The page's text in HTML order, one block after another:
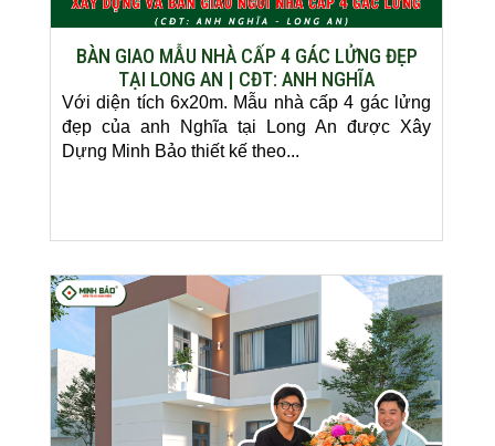
BÀN GIAO MẪU NHÀ CẤP 4 GÁC LỬNG ĐẸP
TẠI LONG AN | CĐT: ANH NGHĨA
Với diện tích 6x20m. Mẫu nhà cấp 4 gác lửng
đẹp của anh Nghĩa tại Long An được Xây
Dựng Minh Bảo thiết kế theo...